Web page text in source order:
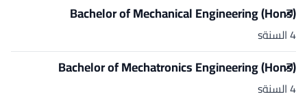
Bachelor of Mechanical Engineering (Hons)
4 السنةs
Bachelor of Mechatronics Engineering (Hons)
4 السنةs